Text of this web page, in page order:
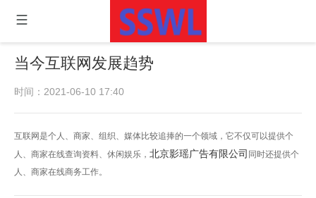
当今互联网发展趋势
时间：2021-06-10 17:40
互联网是个人、商家、组织、媒体比较追捧的一个领域，它不仅可以提供个
人、商家在线查询资料、休闲娱乐， 北京影瑶广告有限公司 同时还提供个
人、商家在线商务工作。